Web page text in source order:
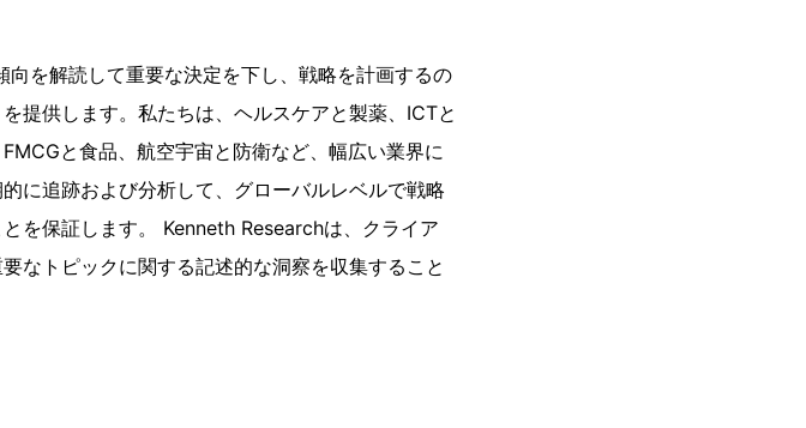
を解読して重要な決定を下し、戦略を計画するの
提供します。私たちは、ヘルスケアと製薬、ICTと
と食品、航空宇宙と防衛など、幅広い業界に
に追跡および分析して、グローバルレベルで戦略
を保証します。 Kenneth Researchは、クライア
なトピックに関する記述的な洞察を収集すること